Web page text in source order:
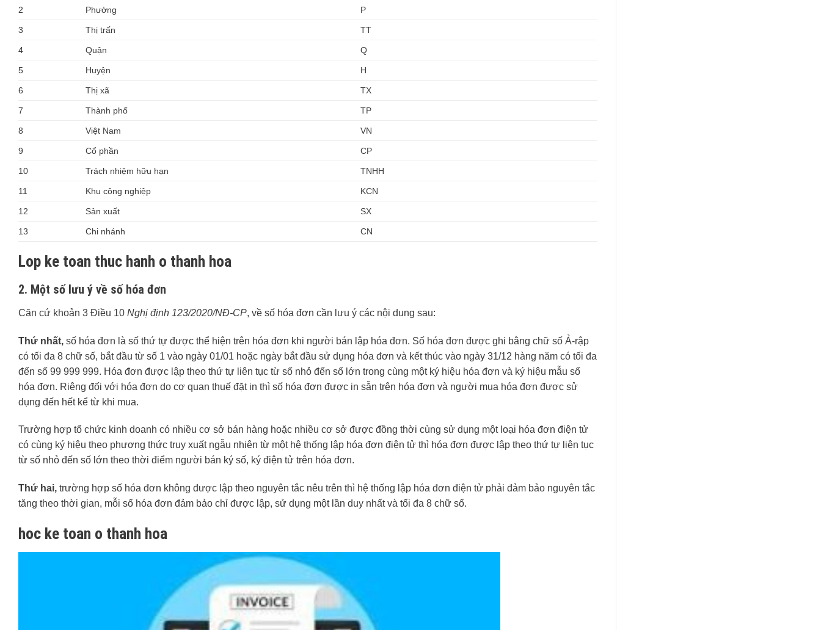
2 Phường P
3 Thị trấn TT
4 Quận Q
5 Huyện H
6 Thị xã TX
7 Thành phố TP
8 Việt Nam VN
9 Cổ phần CP
10 Trách nhiệm hữu hạn TNHH
11 Khu công nghiệp KCN
12 Sản xuất SX
13 Chi nhánh CN
Lop ke toan thuc hanh o thanh hoa
2. Một số lưu ý về số hóa đơn
Căn cứ khoản 3 Điều 10 Nghị định 123/2020/NĐ-CP, về số hóa đơn cần lưu ý các nội dung sau:
Thứ nhất, số hóa đơn là số thứ tự được thể hiện trên hóa đơn khi người bán lập hóa đơn. Số hóa đơn được ghi bằng chữ số Ả-rập
có tối đa 8 chữ số, bắt đầu từ số 1 vào ngày 01/01 hoặc ngày bắt đầu sử dụng hóa đơn và kết thúc vào ngày 31/12 hàng năm có tối đa
đến số 99 999 999. Hóa đơn được lập theo thứ tự liên tục từ số nhỏ đến số lớn trong cùng một ký hiệu hóa đơn và ký hiệu mẫu số
hóa đơn. Riêng đối với hóa đơn do cơ quan thuế đặt in thì số hóa đơn được in sẵn trên hóa đơn và người mua hóa đơn được sử
dụng đến hết kể từ khi mua.
Trường hợp tổ chức kinh doanh có nhiều cơ sở bán hàng hoặc nhiều cơ sở được đồng thời cùng sử dụng một loại hóa đơn điện tử
có cùng ký hiệu theo phương thức truy xuất ngẫu nhiên từ một hệ thống lập hóa đơn điện tử thì hóa đơn được lập theo thứ tự liên tục
từ số nhỏ đến số lớn theo thời điểm người bán ký số, ký điện tử trên hóa đơn.
Thứ hai, trường hợp số hóa đơn không được lập theo nguyên tắc nêu trên thì hệ thống lập hóa đơn điện tử phải đảm bảo nguyên tắc
tăng theo thời gian, mỗi số hóa đơn đảm bảo chỉ được lập, sử dụng một lần duy nhất và tối đa 8 chữ số.
hoc ke toan o thanh hoa